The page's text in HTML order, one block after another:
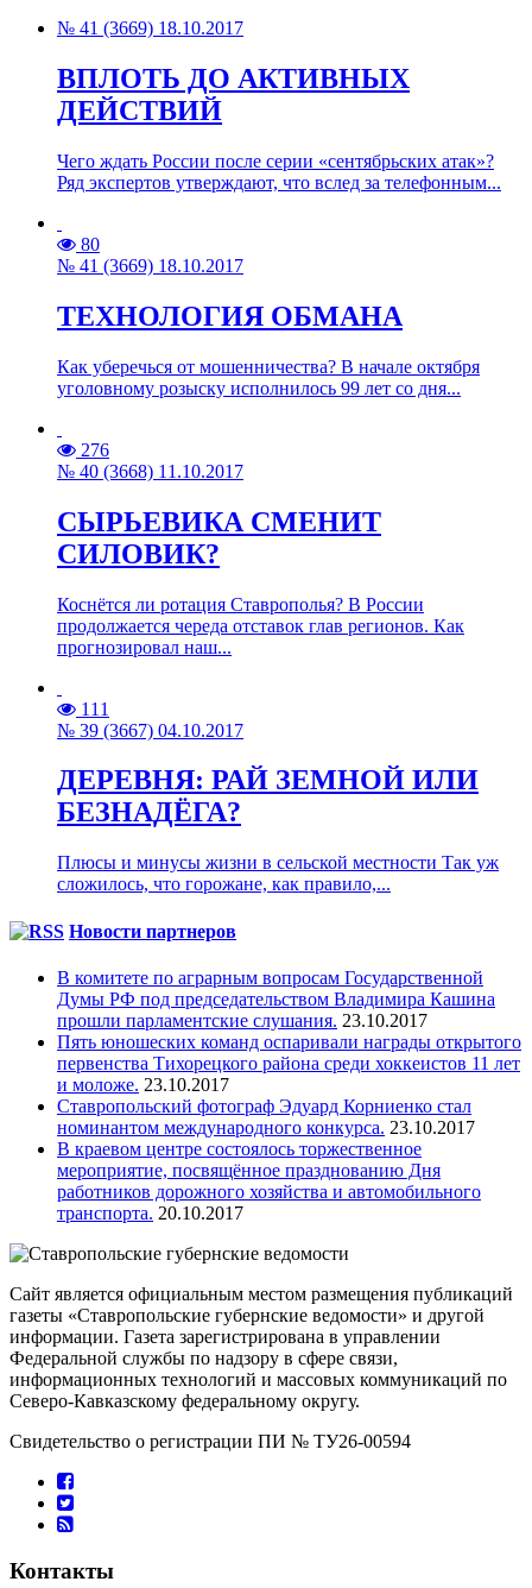
№ 41 (3669) 18.10.2017
ВПЛОТЬ ДО АКТИВНЫХ
ДЕЙСТВИЙ
Чего ждать России после серии «сентябрьских атак»?
Ряд экспертов утверждают, что вслед за телефонным...
80
№ 41 (3669) 18.10.2017
ТЕХНОЛОГИЯ ОБМАНА
Как уберечься от мошенничества? В начале октября
уголовному розыску исполнилось 99 лет со дня...
276
№ 40 (3668) 11.10.2017
СЫРЬЕВИКА СМЕНИТ
СИЛОВИК?
Коснётся ли ротация Ставрополья? В России
продолжается череда отставок глав регионов. Как
прогнозировал наш...
111
№ 39 (3667) 04.10.2017
ДЕРЕВНЯ: РАЙ ЗЕМНОЙ ИЛИ
БЕЗНАДЁГА?
Плюсы и минусы жизни в сельской местности Так уж
сложилось, что горожане, как правило,...
Новости партнеров
В комитете по аграрным вопросам Государственной
Думы РФ под председательством Владимира Кашина
прошли парламентские слушания. 23.10.2017
Пять юношеских команд оспаривали награды открытого
первенства Тихорецкого района среди хоккеистов 11 лет
и моложе. 23.10.2017
Ставропольский фотограф Эдуард Корниенко стал
номинантом международного конкурса. 23.10.2017
В краевом центре состоялось торжественное
мероприятие, посвящённое празднованию Дня
работников дорожного хозяйства и автомобильного
транспорта. 20.10.2017
Сайт является официальным местом размещения публикаций
газеты «Ставропольские губернские ведомости» и другой
информации. Газета зарегистрирована в управлении
Федеральной службы по надзору в сфере связи,
информационных технологий и массовых коммуникаций по
Северо-Кавказскому федеральному округу.
Свидетельство о регистрации ПИ № ТУ26-00594
Контакты